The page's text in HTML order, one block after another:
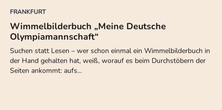
FRANKFURT
Wimmelbilderbuch „Meine Deutsche
Olympiamannschaft“
Suchen statt Lesen – wer schon einmal ein Wimmelbilderbuch in
der Hand gehalten hat, weiß, worauf es beim Durchstöbern der
Seiten ankommt: aufs…